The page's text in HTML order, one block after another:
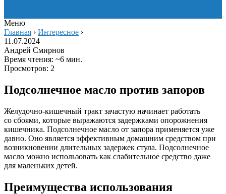
Меню
Главная › Интересное ›
11.07.2024
Андрей Смирнов
Время чтения: ~6 мин.
Просмотров: 2
Подсолнечное масло против запоров
Желудочно-кишечный тракт зачастую начинает работать
со сбоями, которые выражаются задержками опорожнения
кишечника. Подсолнечное масло от запора применяется уже
давно. Оно является эффективным домашним средством при
возникновении длительных задержек стула. Подсолнечное
масло можно использовать как слабительное средство даже
для маленьких детей.
Преимущества использования